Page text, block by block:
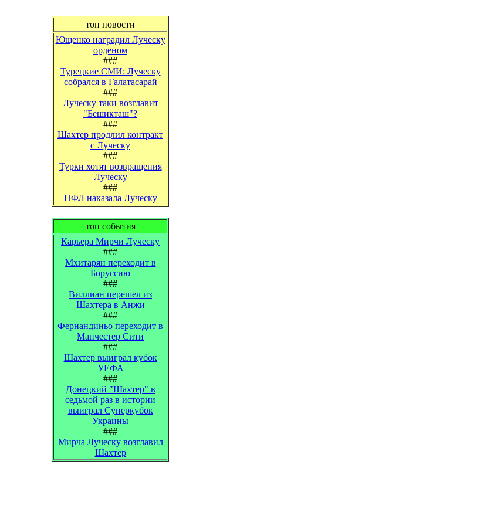
топ новости
Ющенко наградил Луческу
орденом
###
Турецкие СМИ: Луческу
собрался в Галатасарай
###
Луческу таки возглавит
"Бешикташ"?
###
Шахтер продлил контракт
с Луческу
###
Турки хотят возвращения
Луческу
###
ПФЛ наказала Луческу
топ события
Карьера Мирчи Луческу
###
Мхитарян переходит в
Боруссию
###
Виллиан перешел из
Шахтера в Анжи
###
Фернандиньо переходит в
Манчестер Сити
###
Шахтер выиграл кубок
УЕФА
###
Донецкий "Шахтер" в
седьмой раз в истории
выиграл Суперкубок
Украины
###
Мирча Луческу возглавил
Шахтер